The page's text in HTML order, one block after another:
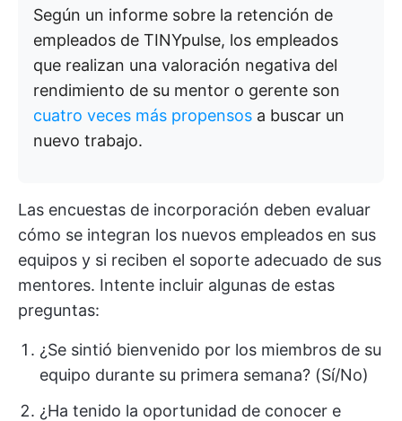
Según un informe sobre la retención de
empleados de TINYpulse, los empleados
que realizan una valoración negativa del
rendimiento de su mentor o gerente son
cuatro veces más propensos a buscar un
nuevo trabajo.
Las encuestas de incorporación deben evaluar
cómo se integran los nuevos empleados en sus
equipos y si reciben el soporte adecuado de sus
mentores. Intente incluir algunas de estas
preguntas:
¿Se sintió bienvenido por los miembros de su
equipo durante su primera semana? (Sí/No)
¿Ha tenido la oportunidad de conocer e